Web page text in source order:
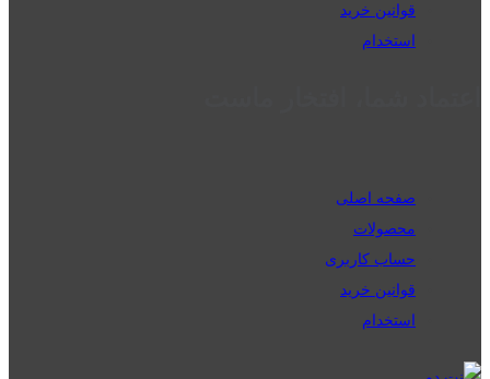
قوانین خرید
استخدام
صفحه اصلی
محصولات
حساب کاربری
قوانین خرید
استخدام